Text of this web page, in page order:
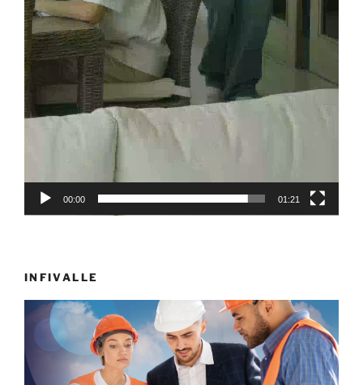
00:00 01:21
INFIVALLE